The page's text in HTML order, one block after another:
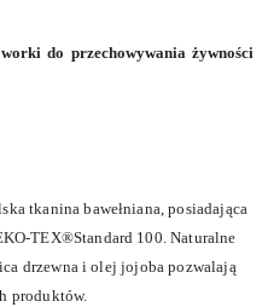
do przechowywania żywności
tkanina bawełniana, posiadająca
TEX®Standard 100. Naturalne
drzewna i olej jojoba pozwalają
produktów.